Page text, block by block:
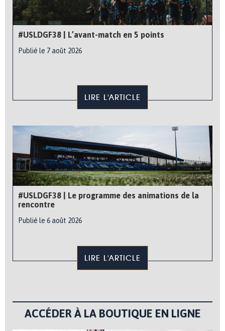
#USLDGF38 | L’avant-match en 5 points
Publié le 7 août 2026
LIRE L'ARTICLE
#USLDGF38 | Le programme des animations de la
rencontre
Publié le 6 août 2026
LIRE L'ARTICLE
ACCÉDER À LA BOUTIQUE EN LIGNE